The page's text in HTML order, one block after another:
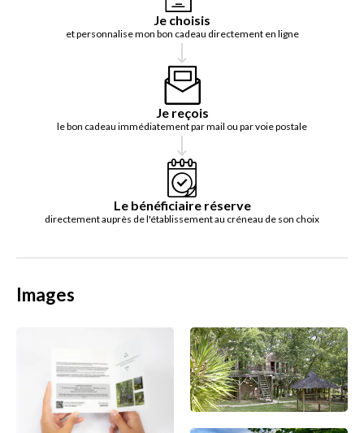
Je choisis
et personnalise mon bon cadeau directement en ligne
Je reçois
le bon cadeau immédiatement par mail ou par voie postale
Le bénéficiaire réserve
directement auprès de l'établissement au créneau de son choix
Images